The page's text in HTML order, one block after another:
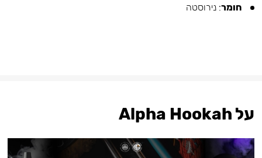
חומר: נירוסטה
על Alpha Hookah